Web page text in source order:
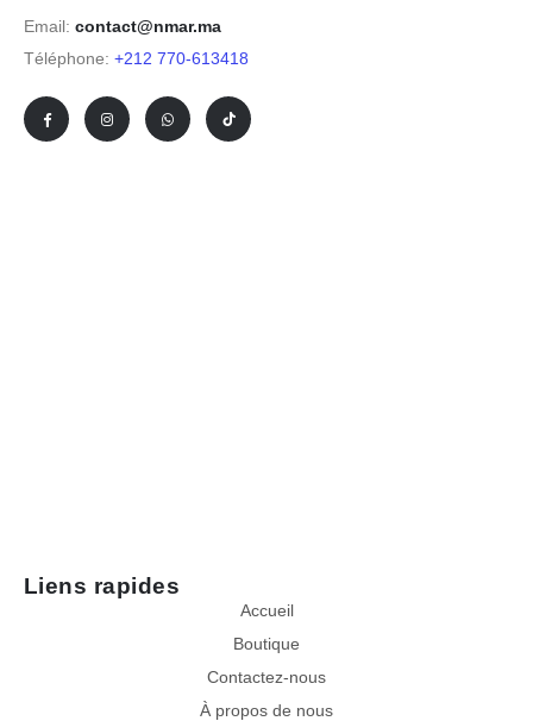
Email: contact@nmar.ma
Téléphone: +212 770-613418
Liens rapides
Accueil
Boutique
Contactez-nous
À propos de nous
Contactez votre vendeur